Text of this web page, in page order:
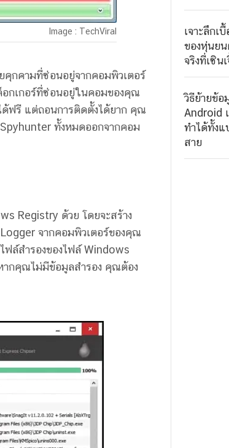
Image : TechViral
กคามที่ซ่อนอยู่จากคอมพิวเตอร์
กเกอร์ที่ซ่อนอยู่ในคอมของคุณ
ด้ฟรี แต่ถอนการติดตั้งได้ยาก คุณ
ทั้งหมดออกจากคอม
Registry ด้วย โดยจะสร้าง
จากคอมพิวเตอร์ของคุณ
ล์สำรองของไฟล์ Windows
ากคุณไม่มีข้อมูลสำรอง คุณต้อง
เจาะลึกเ
ของหุ่นย
จริงที่เซิน
วิธีย้ายข้อ
Android
ทำได้ทั้ง
สาย